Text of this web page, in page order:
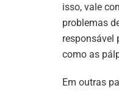
isso, vale
problemas
responsável
como as
Em outras